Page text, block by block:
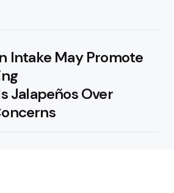
Intake May Promote
Jalapeños Over